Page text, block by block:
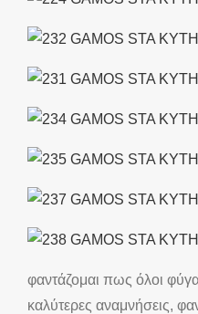
φαντάζομαι πως όλοι
καλύτερες αναμνήσεις,